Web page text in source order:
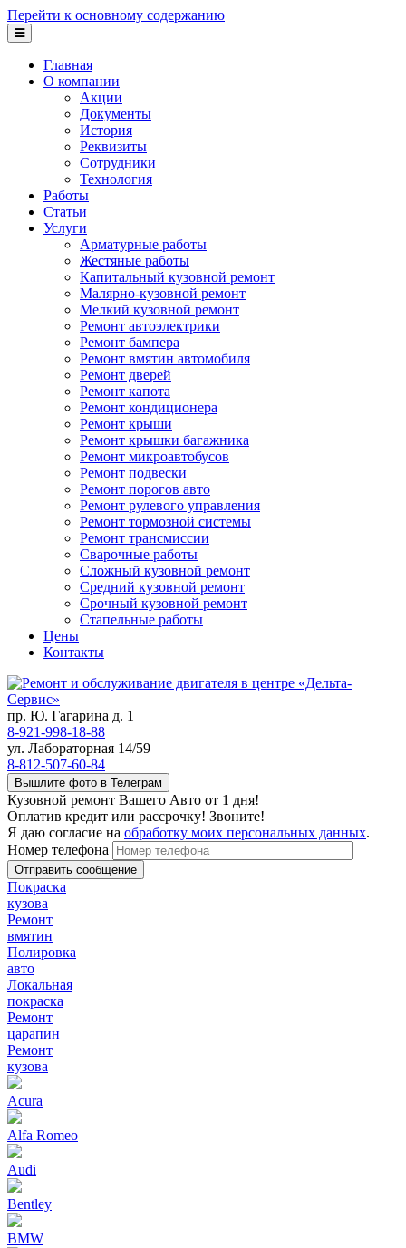
Перейти к основному содержанию
Главная
О компании
Акции
Документы
История
Реквизиты
Сотрудники
Технология
Работы
Статьи
Услуги
Арматурные работы
Жестяные работы
Капитальный кузовной ремонт
Малярно-кузовной ремонт
Мелкий кузовной ремонт
Ремонт автоэлектрики
Ремонт бампера
Ремонт вмятин автомобиля
Ремонт дверей
Ремонт капота
Ремонт кондиционера
Ремонт крыши
Ремонт крышки багажника
Ремонт микроавтобусов
Ремонт подвески
Ремонт порогов авто
Ремонт рулевого управления
Ремонт тормозной системы
Ремонт трансмиссии
Сварочные работы
Сложный кузовной ремонт
Средний кузовной ремонт
Срочный кузовной ремонт
Стапельные работы
Цены
Контакты
пр. Ю. Гагарина д. 1
8-921-998-18-88
ул. Лабораторная 14/59
8-812-507-60-84
Вышлите фото в Телеграм
Кузовной ремонт Вашего Авто от 1 дня!
Оплатив кредит или рассрочку! Звоните!
Я даю согласие на обработку моих персональных данных.
Номер телефона
Покраска
кузова
Ремонт
вмятин
Полировка
авто
Локальная
покраска
Ремонт
царапин
Ремонт
кузова
Acura
Alfa Romeo
Audi
Bentley
BMW